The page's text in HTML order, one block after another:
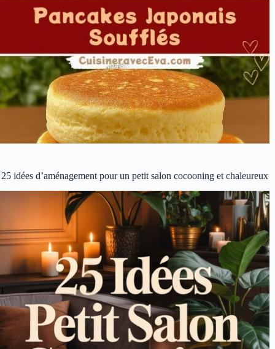
25 idées d’aménagement pour un petit salon cocooning et chaleureux